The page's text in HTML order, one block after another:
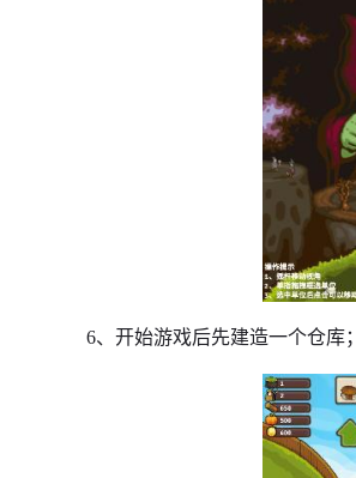
6、开始游戏后先建造一个仓库；